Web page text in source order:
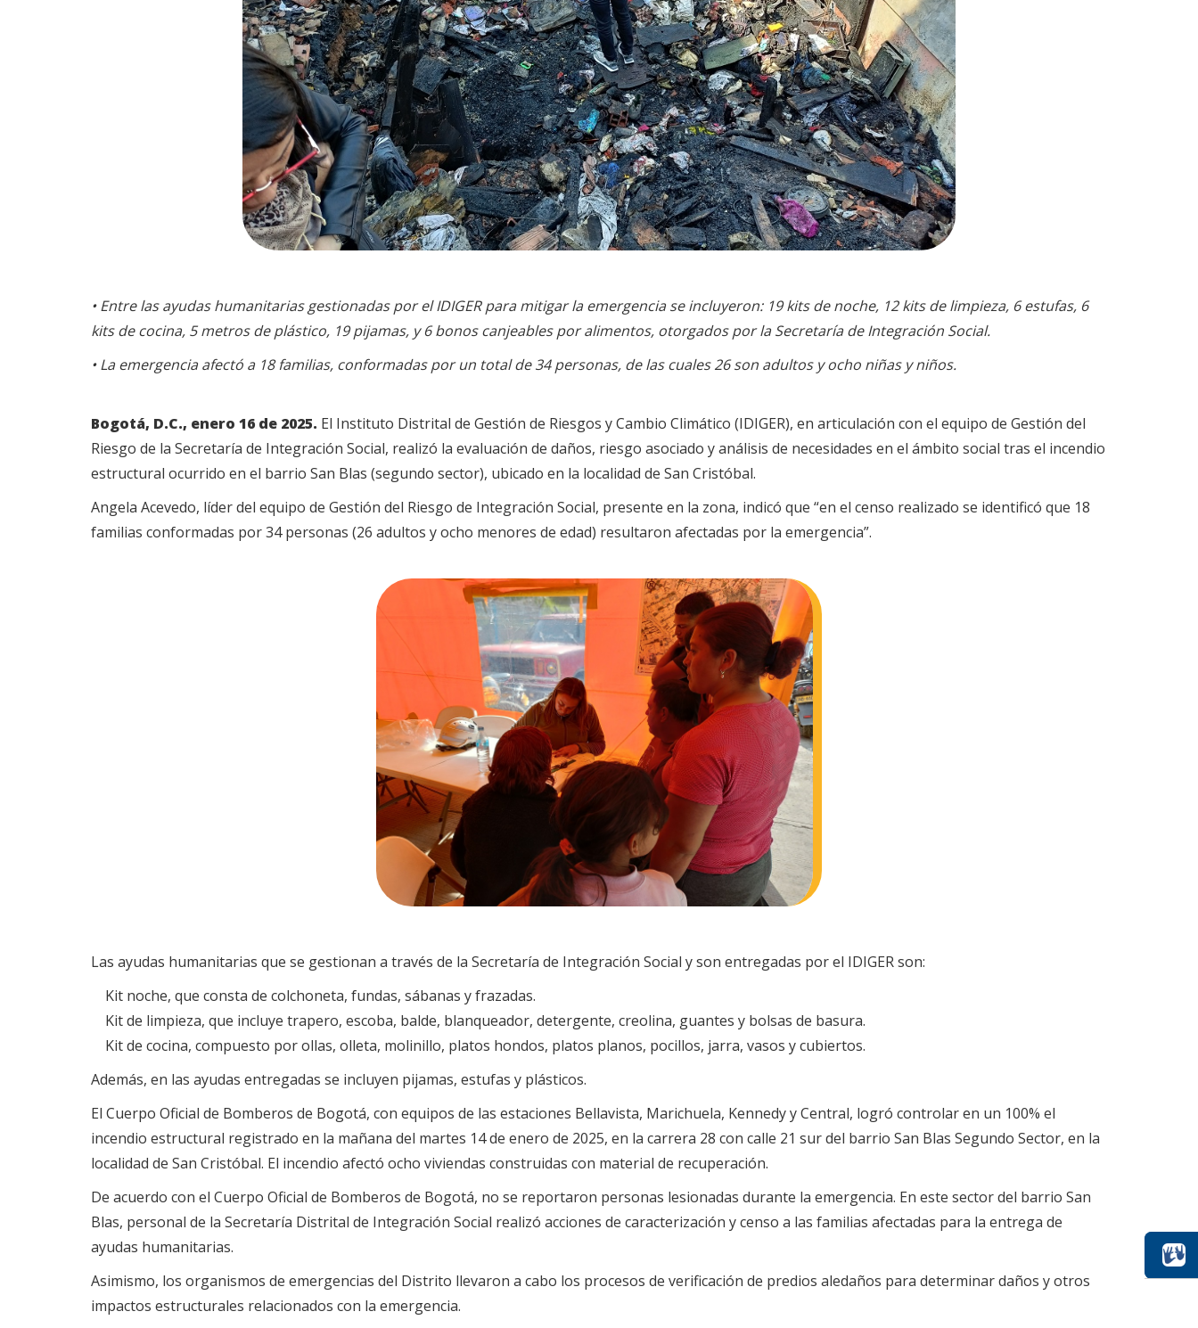
• Entre las ayudas humanitarias gestionadas por el IDIGER para mitigar la emergencia se incluyeron: 19 kits de noche, 12 kits de limpieza, 6 estufas, 6
kits de cocina, 5 metros de plástico, 19 pijamas, y 6 bonos canjeables por alimentos, otorgados por la Secretaría de Integración Social.
• La emergencia afectó a 18 familias, conformadas por un total de 34 personas, de las cuales 26 son adultos y ocho niñas y niños.
Bogotá, D.C., enero 16 de 2025. El Instituto Distrital de Gestión de Riesgos y Cambio Climático (IDIGER), en articulación con el equipo de Gestión del
Riesgo de la Secretaría de Integración Social, realizó la evaluación de daños, riesgo asociado y análisis de necesidades en el ámbito social tras el incendio
estructural ocurrido en el barrio San Blas (segundo sector), ubicado en la localidad de San Cristóbal.
Angela Acevedo, líder del equipo de Gestión del Riesgo de Integración Social, presente en la zona, indicó que “en el censo realizado se identificó que 18
familias conformadas por 34 personas (26 adultos y ocho menores de edad) resultaron afectadas por la emergencia”.
Las ayudas humanitarias que se gestionan a través de la Secretaría de Integración Social y son entregadas por el IDIGER son:
Kit noche, que consta de colchoneta, fundas, sábanas y frazadas.
Kit de limpieza, que incluye trapero, escoba, balde, blanqueador, detergente, creolina, guantes y bolsas de basura.
Kit de cocina, compuesto por ollas, olleta, molinillo, platos hondos, platos planos, pocillos, jarra, vasos y cubiertos.
Además, en las ayudas entregadas se incluyen pijamas, estufas y plásticos.
El Cuerpo Oficial de Bomberos de Bogotá, con equipos de las estaciones Bellavista, Marichuela, Kennedy y Central, logró controlar en un 100% el
incendio estructural registrado en la mañana del martes 14 de enero de 2025, en la carrera 28 con calle 21 sur del barrio San Blas Segundo Sector, en la
localidad de San Cristóbal. El incendio afectó ocho viviendas construidas con material de recuperación.
De acuerdo con el Cuerpo Oficial de Bomberos de Bogotá, no se reportaron personas lesionadas durante la emergencia. En este sector del barrio San
Blas, personal de la Secretaría Distrital de Integración Social realizó acciones de caracterización y censo a las familias afectadas para la entrega de
ayudas humanitarias.
Asimismo, los organismos de emergencias del Distrito llevaron a cabo los procesos de verificación de predios aledaños para determinar daños y otros
impactos estructurales relacionados con la emergencia.